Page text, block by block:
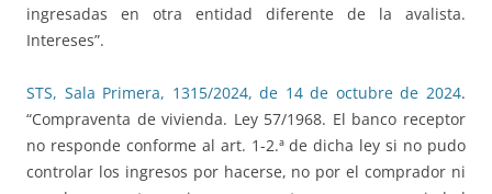
ingresadas en otra entidad diferente de la avalista.
Intereses”.
STS, Sala Primera, 1315/2024, de 14 de octubre de 2024.
“Compraventa de vivienda. Ley 57/1968. El banco receptor
no responde conforme al art. 1-2.ª de dicha ley si no pudo
controlar los ingresos por hacerse, no por el comprador ni